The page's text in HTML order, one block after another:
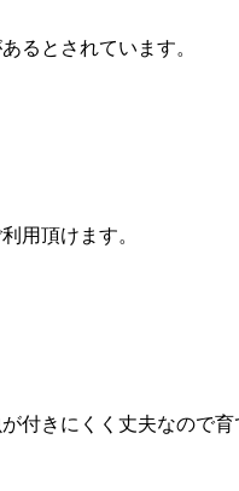
るとされています。
用頂けます。
付きにくく丈夫なので育